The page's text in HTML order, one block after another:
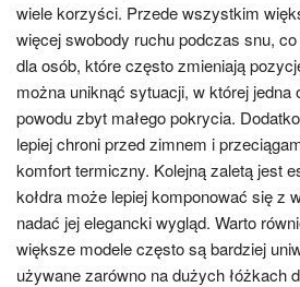
wiele korzyści. Przede wszystkim
więcej swobody ruchu podczas snu,
dla osób, które często zmieniają
można uniknąć sytuacji, w której jedna
powodu zbyt małego pokrycia.
lepiej chroni przed zimnem i
komfort termiczny. Kolejną zaletą jest
kołdra może lepiej komponować się z
nadać jej elegancki wygląd. Warto
większe modele często są bardziej
używane zarówno na dużych łóżkach